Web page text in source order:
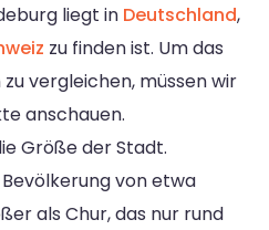
liegt in Deutschland,
zu finden ist. Um das
vergleichen, müssen wir
anschauen.
Größe der Stadt.
von etwa
als Chur, das nur rund